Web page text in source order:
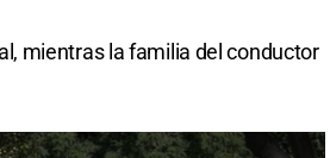
mientras la familia del conductor